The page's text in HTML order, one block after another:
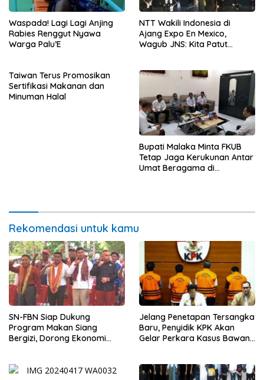
Waspada! Lagi Lagi Anjing
Rabies Renggut Nyawa
Warga Palu’E
NTT Wakili Indonesia di
Ajang Expo En Mexico,
Wagub JNS: Kita Patut
Taiwan Terus Promosikan
Sertifikasi Makanan dan
Minuman Halal
Bupati Malaka Minta FKUB
Tetap Jaga Kerukunan Antar
Umat Beragama di
Rekomendasi untuk kamu
SN-FBN Siap Dukung
Program Makan Siang
Bergizi, Dorong Ekonomi
Jelang Penetapan Tersangka
Baru, Penyidik KPK Akan
Gelar Perkara Kasus Bawang